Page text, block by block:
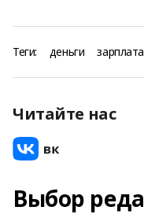
Теги: деньги зарплата
Читайте нас
Выбор